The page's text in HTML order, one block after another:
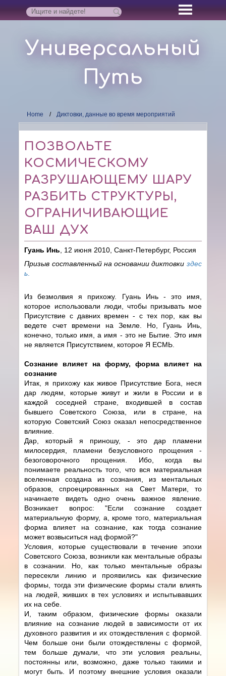
Универсальный
Путь
Home Диктовки, данные во время мероприятий
ПОЗВОЛЬТЕ
КОСМИЧЕСКОМУ
РАЗРУШАЮЩЕМУ ШАРУ
РАЗБИТЬ СТРУКТУРЫ,
ОГРАНИЧИВАЮЩИЕ
ВАШ ДУХ
Гуань Инь , 12 июня 2010, Санкт-Петербург, Россия
Призыв составленный на основании диктовки здес
ь
Из безмолвия я прихожу. Гуань Инь - это имя,
которое использовали люди, чтобы призывать мое
Присутствие с давних времен - с тех пор, как вы
ведете счет времени на Земле. Но, Гуань Инь,
конечно, только имя, а имя - это не Бытие. Это имя
не является Присутствием, которое Я ЕСМЬ.
Сознание влияет на форму, форма влияет на
сознание
Итак, я прихожу как живое Присутствие Бога, неся
дар людям, которые живут и жили в России и в
каждой соседней стране, входившей в состав
бывшего Советского Союза, или в стране, на
которую Советский Союз оказал непосредственное
влияние.
Дар, который я приношу, - это дар пламени
милосердия, пламени безусловного прощения -
безоговорочного прощения. Ибо, когда вы
понимаете реальность того, что вся материальная
вселенная создана из сознания, из ментальных
образов, спроецированных на Свет Матери, то
начинаете видеть одно очень важное явление.
Возникает вопрос: "Если сознание создает
материальную форму, а, кроме того, материальная
форма влияет на сознание, как тогда сознание
может возвыситься над формой?"
Условия, которые существовали в течение эпохи
Советского Союза, возникли как ментальные образы
в сознании. Но, как только ментальные образы
пересекли линию и проявились как физические
формы, тогда эти физические формы стали влиять
на людей, живших в тех условиях и испытывавших
их на себе.
И, таким образом, физические формы оказали
влияние на сознание людей в зависимости от их
духовного развития и их отождествления с формой.
Чем больше они были отождествлены с формой,
тем больше думали, что эти условия реальны,
постоянны или, возможно, даже только такими и
могут быть. И поэтому внешние условия оказали